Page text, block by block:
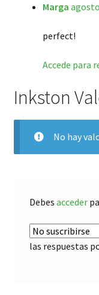
Valorado en5
Marga
perfect!
Accede para
Inkston
No hay
Debes acceder
las respuestas